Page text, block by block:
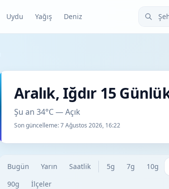
Uydu Yağış Deniz Şehir
Aralık, Iğdır 15
Şu an 34°C — Açık
Son güncelleme:7 Ağustos 2026, 16:22
Bugün Yarın Saatlik 5g 7g 10g
90g
İlçeler